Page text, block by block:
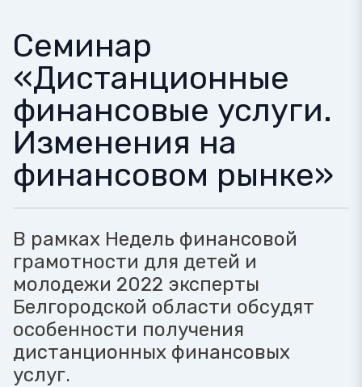
Семинар
«Дистанционные
финансовые услуги.
Изменения на
финансовом рынке»
В рамках Недель финансовой
грамотности для детей и
молодежи 2022 эксперты
Белгородской области обсудят
особенности получения
дистанционных финансовых
услуг.